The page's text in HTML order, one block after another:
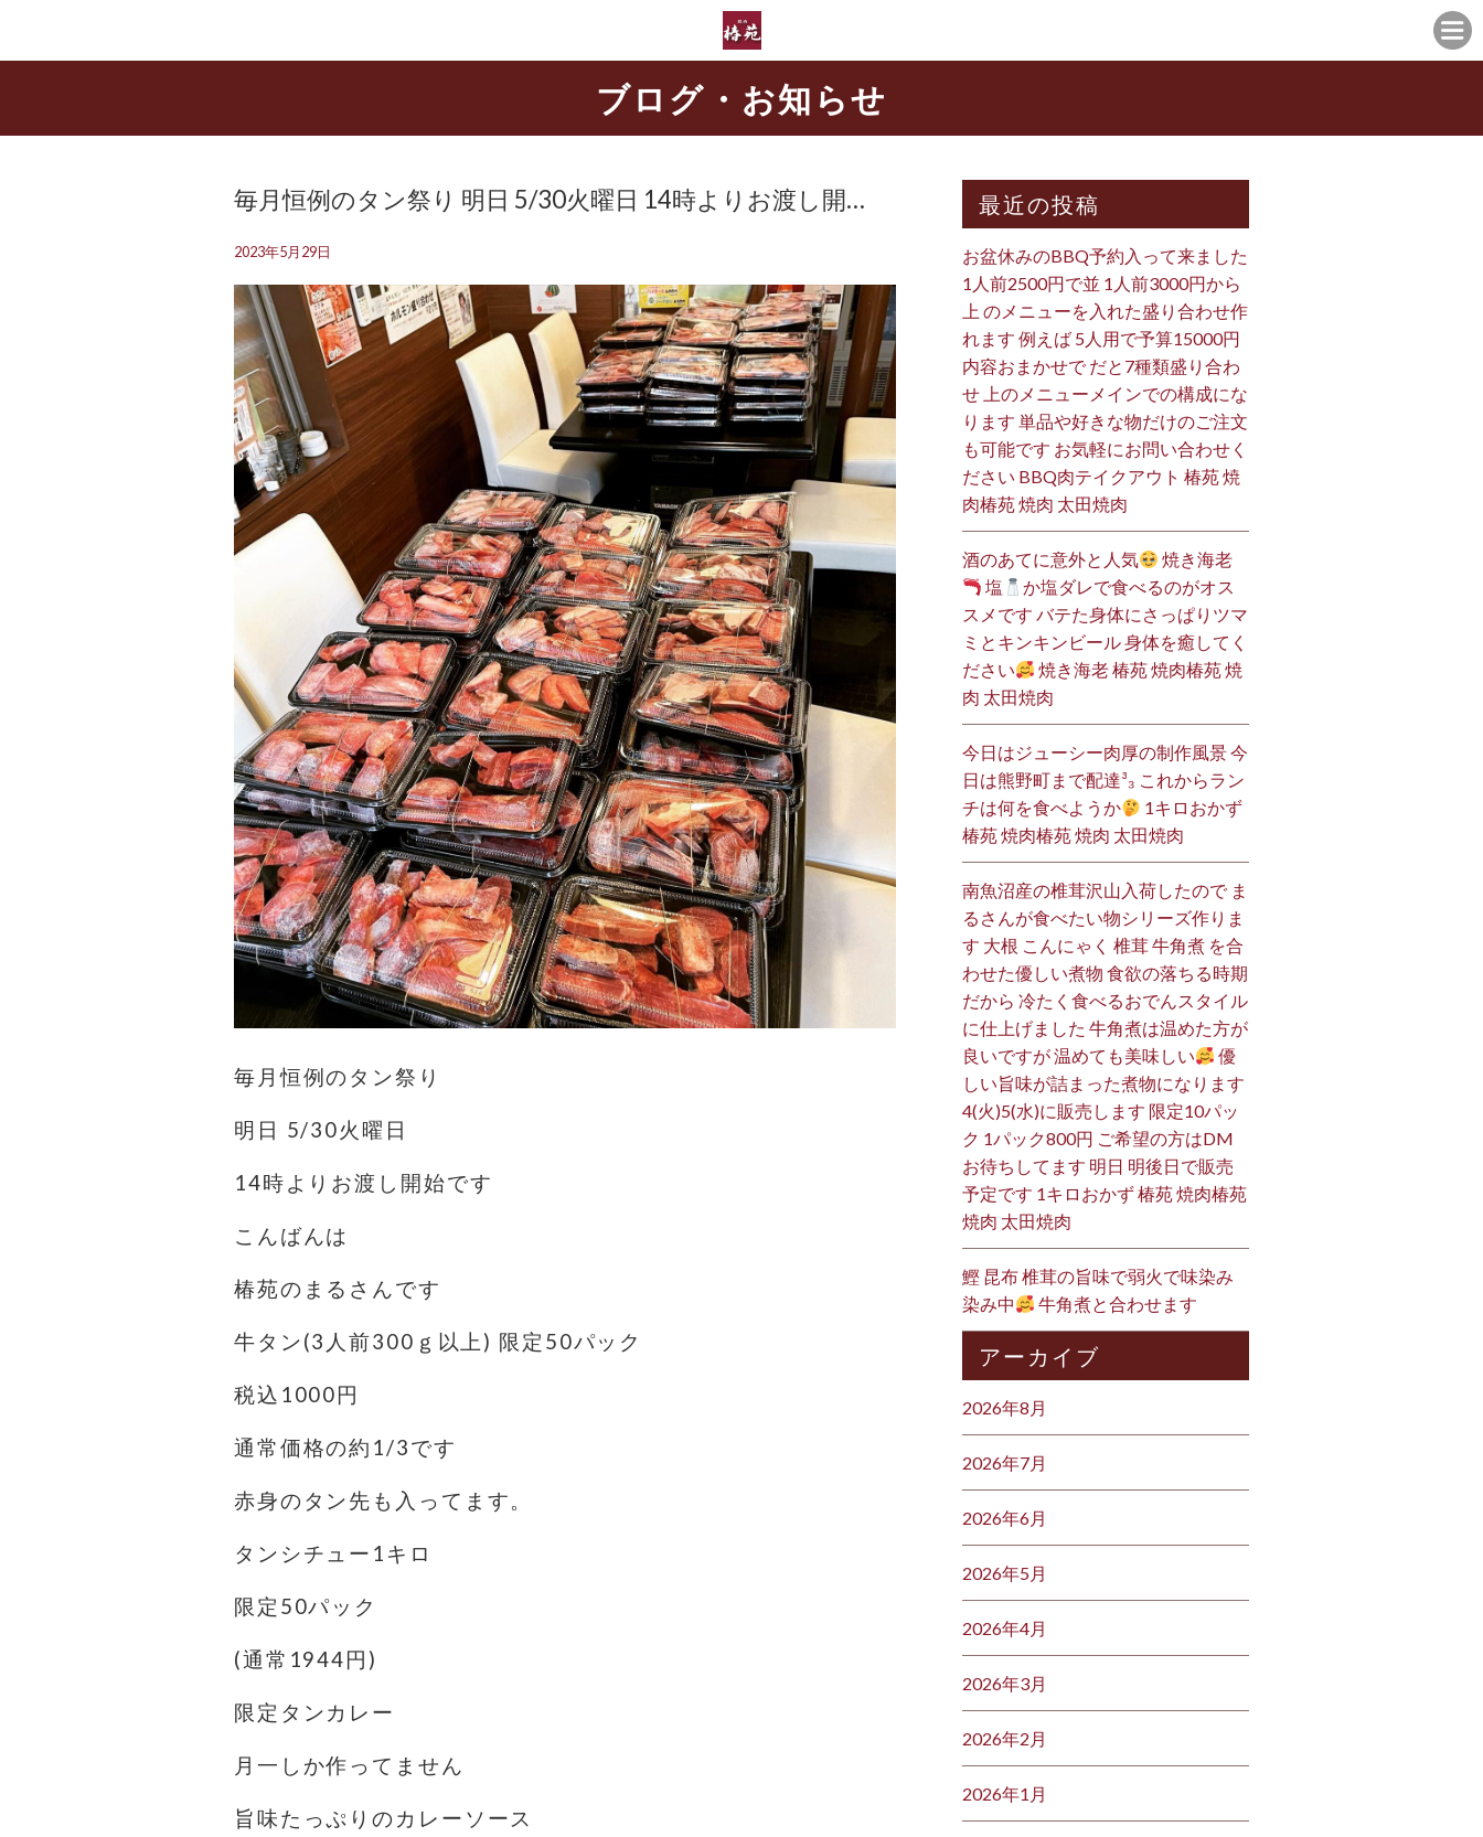
ブログ・お知らせ
毎月恒例のタン祭り 明日 5/30火曜日 14時よりお渡し開…
2023年5月29日
毎月恒例のタン祭り
明日 5/30火曜日
14時よりお渡し開始です
こんばんは
椿苑のまるさんです
牛タン(3人前300ｇ以上) 限定50パック
税込1000円
通常価格の約1/3です
赤身のタン先も入ってます。
タンシチュー1キロ
限定50パック
(通常1944円)
限定タンカレー️
月一しか作ってません
旨味たっぷりのカレーソース
最近の投稿
お盆休みのBBQ予約入って来ました
1人前2500円で並 1人前3000円から
上 のメニューを入れた盛り合わせ作
れます 例えば 5人用で予算15000円
内容おまかせで だと7種類盛り合わ
せ 上のメニューメインでの構成にな
ります 単品や好きな物だけのご注文
も可能です お気軽にお問い合わせく
ださい BBQ肉テイクアウト 椿苑 焼
肉椿苑 焼肉 太田焼肉
酒のあてに意外と人気
焼き海老
塩
か塩ダレで食べるのがオス
スメです バテた身体にさっぱりツマ
ミとキンキンビール 身体を癒してく
ださい
焼き海老 椿苑 焼肉椿苑 焼
肉 太田焼肉
今日はジューシー肉厚の制作風景 今
日は熊野町まで配達³₃ これからラン
チは何を食べようか
1キロおかず
椿苑 焼肉椿苑 焼肉 太田焼肉
南魚沼産の椎茸沢山入荷したので ま
るさんが食べたい物シリーズ作りま
す 大根 こんにゃく 椎茸 牛角煮 を合
わせた優しい煮物 食欲の落ちる時期
だから 冷たく食べるおでんスタイル
に仕上げました 牛角煮は温めた方が
良いですが 温めても美味しい
優
しい旨味が詰まった煮物になります
4(火)5(水)に販売します 限定10パッ
ク 1パック800円 ご希望の方はDM
お待ちしてます 明日 明後日で販売
予定です 1キロおかず 椿苑 焼肉椿苑
焼肉 太田焼肉
鰹 昆布 椎茸の旨味で弱火で味染み
染み中
牛角煮と合わせます
アーカイブ
2026年8月
2026年7月
2026年6月
2026年5月
2026年4月
2026年3月
2026年2月
2026年1月